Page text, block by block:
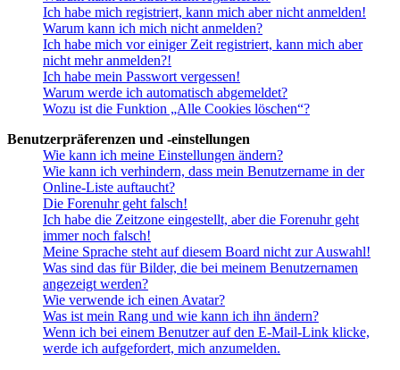
Ich habe mich registriert, kann mich aber nicht anmelden!
Warum kann ich mich nicht anmelden?
Ich habe mich vor einiger Zeit registriert, kann mich aber
nicht mehr anmelden?!
Ich habe mein Passwort vergessen!
Warum werde ich automatisch abgemeldet?
Wozu ist die Funktion „Alle Cookies löschen“?
Benutzerpräferenzen und -einstellungen
Wie kann ich meine Einstellungen ändern?
Wie kann ich verhindern, dass mein Benutzername in der
Online-Liste auftaucht?
Die Forenuhr geht falsch!
Ich habe die Zeitzone eingestellt, aber die Forenuhr geht
immer noch falsch!
Meine Sprache steht auf diesem Board nicht zur Auswahl!
Was sind das für Bilder, die bei meinem Benutzernamen
angezeigt werden?
Wie verwende ich einen Avatar?
Was ist mein Rang und wie kann ich ihn ändern?
Wenn ich bei einem Benutzer auf den E-Mail-Link klicke,
werde ich aufgefordert, mich anzumelden.